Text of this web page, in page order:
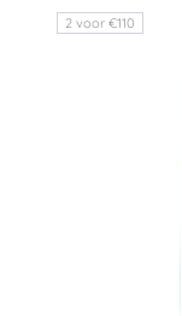
2 voor €110